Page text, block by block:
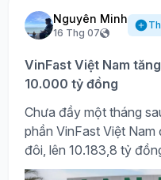
Nguyên Minh
16 Thg 07
VinFast Việt Nam
10.000 tỷ đồng
Chưa đầy một tháng
phần VinFast Việt
đôi, lên 10.183,8 tỷ